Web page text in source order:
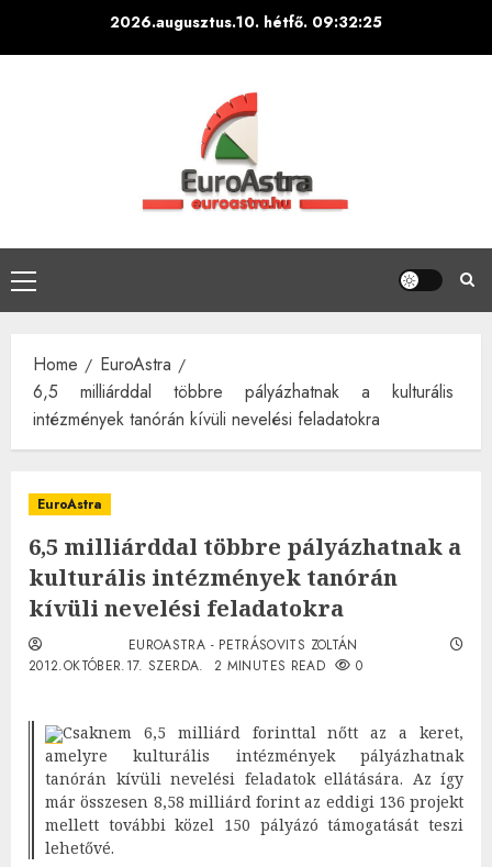
2026.augusztus.10. hétfő. 09:32:26
Primary
Menu
Home
EuroAstra
6,5 milliárddal többre pályázhatnak a kulturális
intézmények tanórán kívüli nevelési feladatokra
EuroAstra
6,5 milliárddal többre pályázhatnak a
kulturális intézmények tanórán
kívüli nevelési feladatokra
EUROASTRA - PETRÁSOVITS ZOLTÁN
2012.OKTÓBER.17. SZERDA.
2 MINUTES READ 0
Csaknem 6,5 milliárd forinttal nőtt az a keret,
amelyre kulturális intézmények pályázhatnak
tanórán kívüli nevelési feladatok ellátására. Az így
már összesen 8,58 milliárd forint az eddigi 136 projekt
mellett további közel 150 pályázó támogatását teszi
lehetővé.